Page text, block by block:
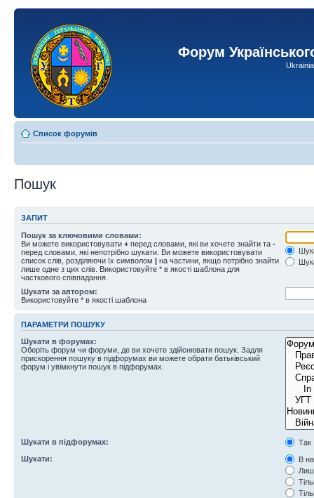
Форум
Список форумів
Пошук
ЗАПИТ
Пошук за ключовими словами:
Ви можете використовувати + перед словами, які ви хочете знайти та -
перед словами, які непотрібно шукати. Ви можете використовувати
список слів, розділяючи їх символом | на частини, якщо потрібно знайти
лише одне з цих слів. Використовуйте * в якості шаблона для
часткового співпадання.
Шукати за автором:
Використовуйте * в якості шаблона
ПАРАМЕТРИ ПОШУКУ
Шукати в форумах:
Оберіть форум чи форуми, де ви хочете здійснювати пошук. Задля
прискорення пошуку в підфорумах ви можете обрати батьківський
форум і увімкнути пошук в підфорумах.
Шукати в підфорумах:
Так
Шукати:
В